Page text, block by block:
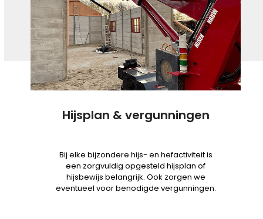
Hijsplan & vergunningen
Bij elke bijzondere hijs- en hefactiviteit is
een zorgvuldig opgesteld hijsplan of
hijsbewijs belangrijk. Ook zorgen we
eventueel voor benodigde vergunningen.